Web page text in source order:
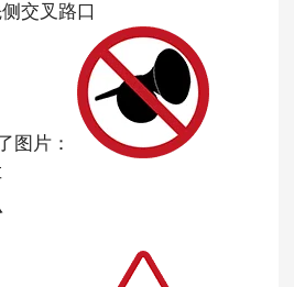
交叉路口
图片：